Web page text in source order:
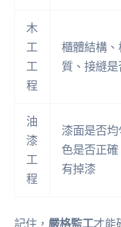
木
工
工
程
櫃體結構
質、接縫
油
漆
工
程
漆面是否
色是否正
有掉漆
記住， 嚴格監工才能